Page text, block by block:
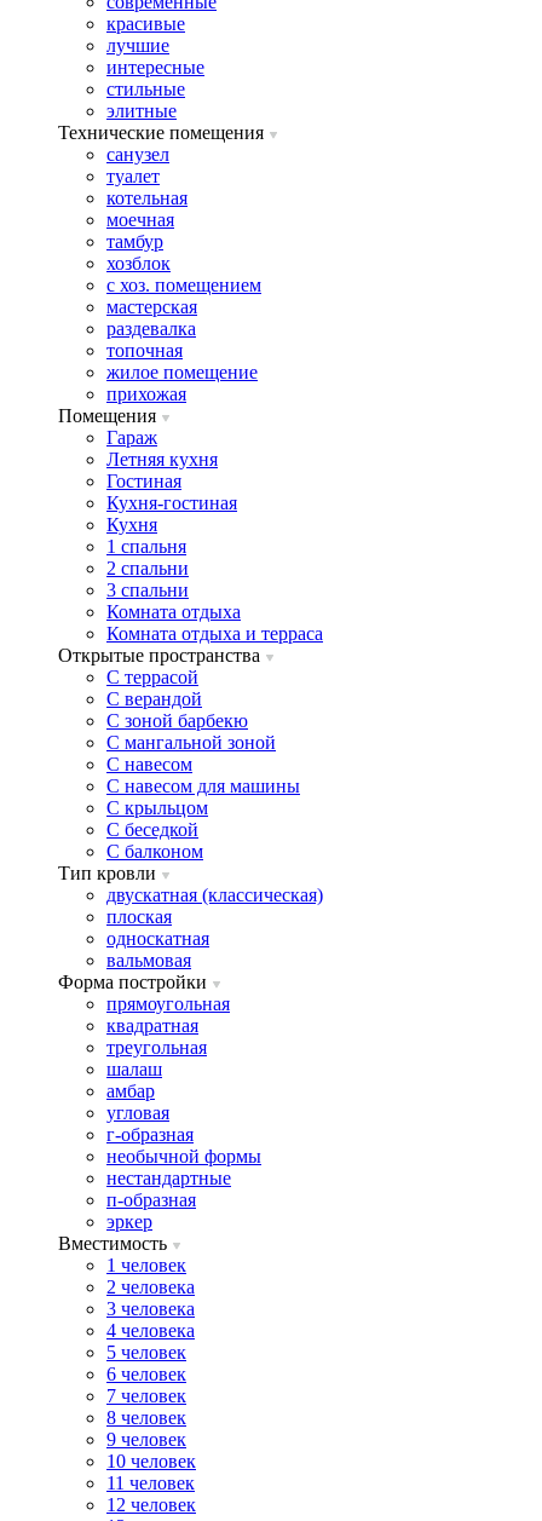
красивые
лучшие
интересные
стильные
элитные
Технические помещения
санузел
туалет
котельная
моечная
тамбур
хозблок
с хоз. помещением
мастерская
раздевалка
топочная
жилое помещение
прихожая
Помещения
Гараж
Летняя кухня
Гостиная
Кухня-гостиная
Кухня
1 спальня
2 спальни
3 спальни
Комната отдыха
Комната отдыxа и терраса
Открытые пространства
C террасой
C верандой
C зоной барбекю
C мангальной зоной
C навесом
C навесом для машины
C крыльцом
C беседкой
C балконом
Тип кровли
двускатная (классическая)
плоская
односкатная
вальмовая
Форма постройки
прямоугольная
квадратная
треугольная
шалаш
амбар
угловая
г-образная
необычной формы
нестандартные
п-образная
эркер
Вместимость
1 человек
2 человека
3 человека
4 человека
5 человек
6 человек
7 человек
8 человек
9 человек
10 человек
11 человек
12 человек